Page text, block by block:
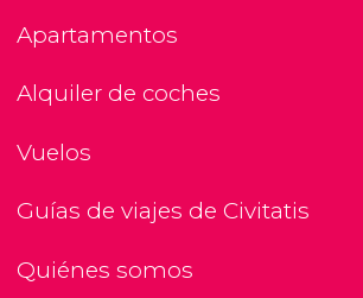
Apartamentos
Alquiler de coches
Vuelos
Guías de viajes de Civitatis
Quiénes somos